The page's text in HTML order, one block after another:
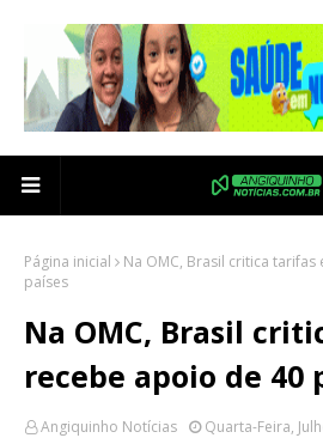
Página inicial
Na OMC, Brasil critica
países
Na OMC, Brasil
recebe apoio de 40
Angiquinho Notícias Quarta-Feira,